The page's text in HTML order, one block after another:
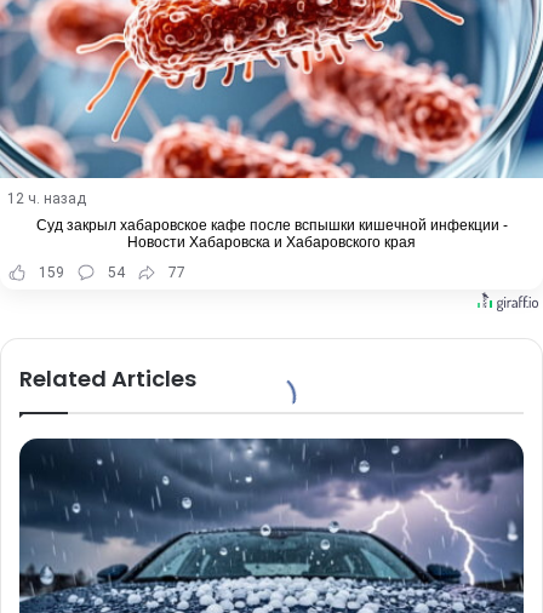
12 ч. назад
Суд закрыл хабаровское кафе после вспышки кишечной инфекции -
Новости Хабаровска и Хабаровского края
159
54 77
Related Articles